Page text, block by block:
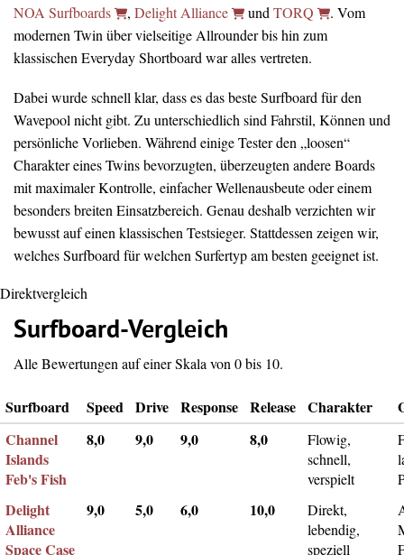
NOA Surfboards
, Delight Alliance und TORQ
. Vom
modernen Twin über vielseitige Allrounder bis hin zum
klassischen Everyday Shortboard war alles vertreten.
Dabei wurde schnell klar, dass es das beste Surfboard für den
Wavepool nicht gibt. Zu unterschiedlich sind Fahrstil, Können und
persönliche Vorlieben. Während einige Tester den „loosen“
Charakter eines Twins bevorzugten, überzeugten andere Boards
mit maximaler Kontrolle, einfacher Wellenausbeute oder einem
besonders breiten Einsatzbereich. Genau deshalb verzichten wir
bewusst auf einen klassischen Testsieger. Stattdessen zeigen wir,
welches Surfboard für welchen Surfertyp am besten geeignet ist.
Direktvergleich
Surfboard-Vergleich
Alle Bewertungen auf einer Skala von 0 bis 10.
Surfboard Speed Drive Response Release Charakter
Channel
Islands
Feb's Fish
8,0 9,0 9,0 8,0
Flowig,
schnell,
verspielt
Delight
Alliance
Space Case
9,0 5,0 6,0 10,0
Direkt,
lebendig,
speziell